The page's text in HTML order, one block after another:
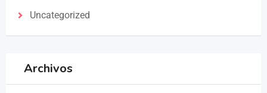
Uncategorized
Archivos